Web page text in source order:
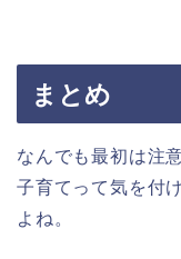
まとめ
なんでも最初は注
子育てって気を付
よね。